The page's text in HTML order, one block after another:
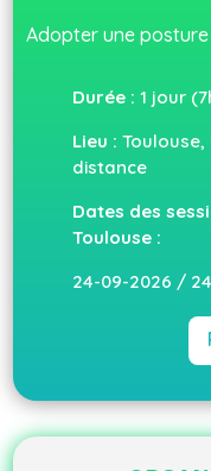
Adopter une
Durée : 1 jour
Lieu :
distance
Dates des
Toulouse :
24-09-2026 /